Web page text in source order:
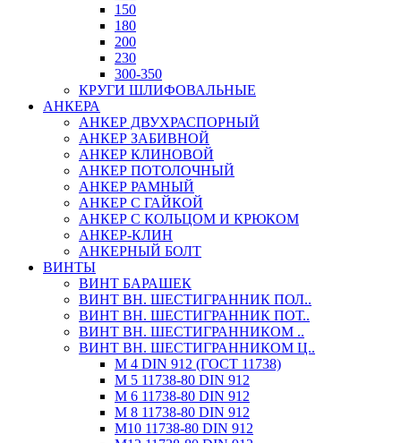
150
180
200
230
300-350
КРУГИ ШЛИФОВАЛЬНЫЕ
АНКЕРА
АНКЕР ДВУХРАСПОРНЫЙ
АНКЕР ЗАБИВНОЙ
АНКЕР КЛИНОВОЙ
АНКЕР ПОТОЛОЧНЫЙ
АНКЕР РАМНЫЙ
АНКЕР С ГАЙКОЙ
АНКЕР С КОЛЬЦОМ И КРЮКОМ
АНКЕР-КЛИН
АНКЕРНЫЙ БОЛТ
ВИНТЫ
ВИНТ БАРАШЕК
ВИНТ ВН. ШЕСТИГРАННИК ПОЛ..
ВИНТ ВН. ШЕСТИГРАННИК ПОТ..
ВИНТ ВН. ШЕСТИГРАННИКОМ ..
ВИНТ ВН. ШЕСТИГРАННИКОМ Ц..
М 4 DIN 912 (ГОСТ 11738)
М 5 11738-80 DIN 912
М 6 11738-80 DIN 912
М 8 11738-80 DIN 912
М10 11738-80 DIN 912